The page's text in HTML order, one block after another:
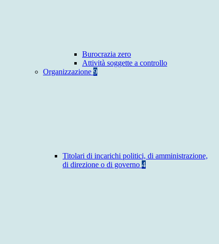
Burocrazia zero
Attività soggette a controllo
Organizzazione 9
Titolari di incarichi politici, di amministrazione,
di direzione o di governo 4